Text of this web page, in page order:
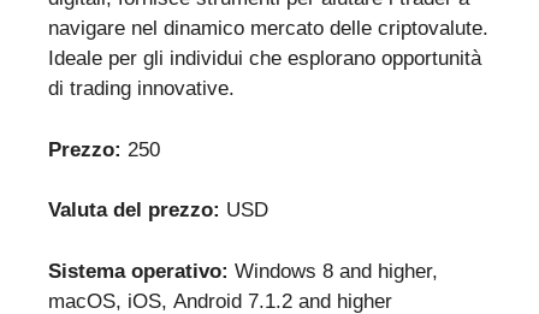
navigare nel dinamico mercato delle criptovalute.
Ideale per gli individui che esplorano opportunità
di trading innovative.
Prezzo: 250
Valuta del prezzo: USD
Sistema operativo: Windows 8 and higher,
macOS, iOS, Android 7.1.2 and higher